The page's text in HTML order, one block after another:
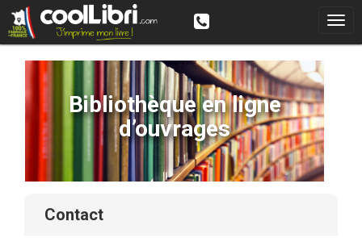
Bibliothèque en ligne
d’ouvrages
contact